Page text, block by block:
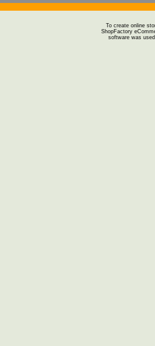
To create online
ShopFactory
software was used.